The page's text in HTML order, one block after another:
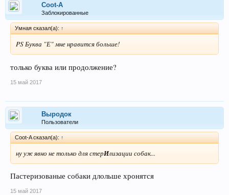
Coot-A
Заблокированные
Умная сказал(а): ↑
PS Буква "Е" мне нравится больше!
только буква или продолжение?
15 май 2017
Выродок
Пользователи
Coot-A сказал(а): ↑
ну уж явно не только для стерИлизации собак...
Пастеризованые собаки длольше хронятся
15 май 2017